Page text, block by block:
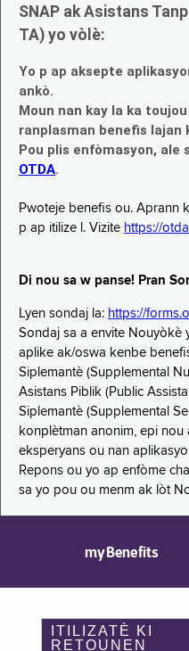
SNAP ak Asistans
TA) yo vòlè:
Yo p ap aksepte
ankò.
Moun nan kay la ka
ranplasman benefis lajan
Pou plis enfòmasyon, ale
OTDA.
Pwoteje benefis ou. Aprann
p ap itilize l. Vizite https://
Di nou sa w panse! Pran
Lyen sondaj la: https://
Sondaj sa a envite Nouyòkè
aplike ak/oswa kenbe
Siplemantè (Supplemental
Asistans Piblik (Public
Siplemantè (Supplemental
konplètman anonim, epi
eksperyans ou nan
Repons ou yo ap enfòme
sa yo pou ou menm ak lòt
myBenefits
ITILIZATÈ KI
RETOUNEN